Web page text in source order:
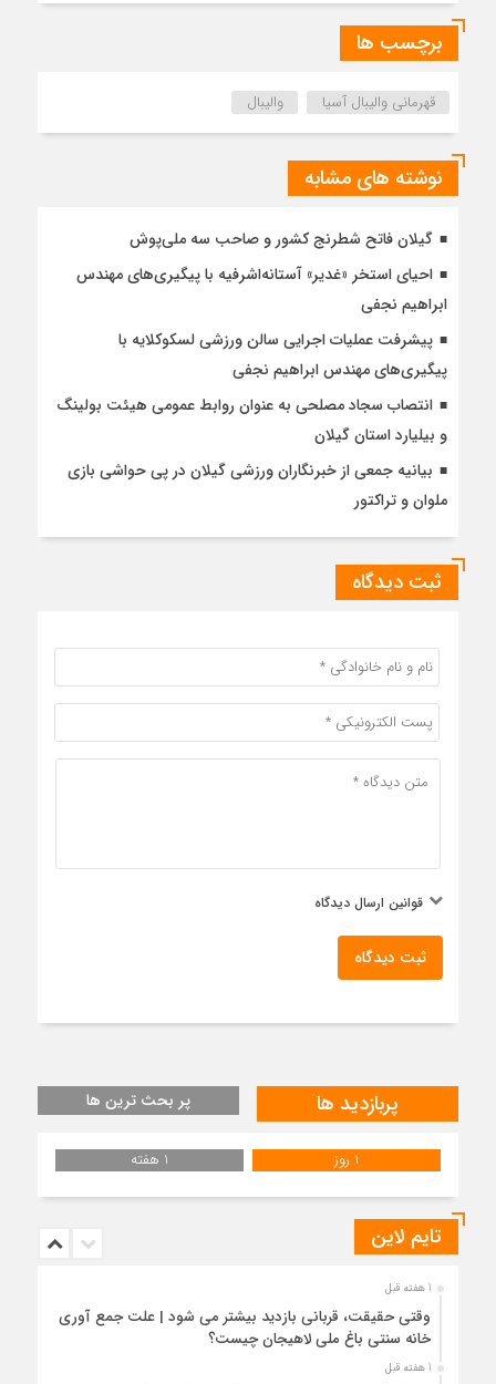
برچسب ها
قهرمانی والیبال آسیا والیبال
نوشته های مشابه
گیلان فاتح شطرنج کشور و صاحب سه ملی‌پوش
احیای استخر «غدیر» آستانه‌اشرفیه با پیگیری‌های مهندس
ابراهیم نجفی
پیشرفت عملیات اجرایی سالن ورزشی لسکوکلایه با
پیگیری‌های مهندس ابراهیم نجفی
انتصاب سجاد مصلحی به عنوان روابط عمومی هیئت بولینگ
و بیلیارد استان گیلان
بیانیه جمعی از خبرنگاران ورزشی گیلان در پی حواشی بازی
ملوان و تراکتور
ثبت دیدگاه
قوانین ارسال دیدگاه
ثبت دیدگاه
پربازدید ها پر بحث ترین ها
1 روز 1 هفته
تایم لاین
1 هفته قبل
وقتی حقیقت، قربانی بازدید بیشتر می شود | علت جمع آوری
خانه سنتی باغ ملی لاهیجان چیست؟
1 هفته قبل